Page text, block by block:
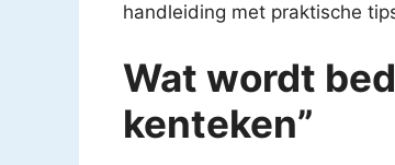
handleiding met praktische
Wat wordt
kenteken”